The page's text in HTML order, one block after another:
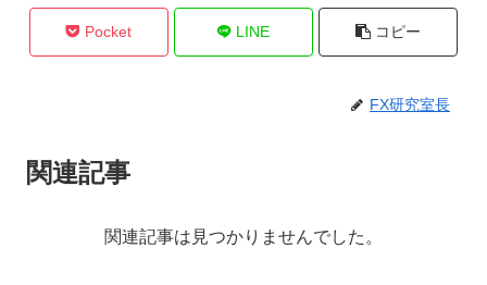
Pocket LINE コピー
FX研究室長
関連記事
関連記事は見つかりませんでした。